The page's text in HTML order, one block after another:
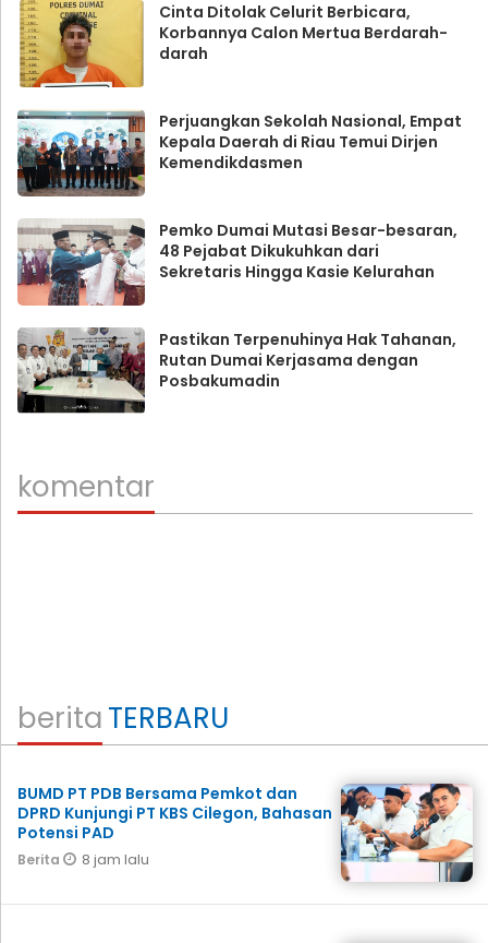
Cinta Ditolak Celurit Berbicara,
Korbannya Calon Mertua Berdarah-
darah
Perjuangkan Sekolah Nasional, Empat
Kepala Daerah di Riau Temui Dirjen
Kemendikdasmen
Pemko Dumai Mutasi Besar-besaran,
48 Pejabat Dikukuhkan dari
Sekretaris Hingga Kasie Kelurahan
Pastikan Terpenuhinya Hak Tahanan,
Rutan Dumai Kerjasama dengan
Posbakumadin
komentar
beritaTERBARU
BUMD PT PDB Bersama Pemkot dan
DPRD Kunjungi PT KBS Cilegon, Bahasan
Potensi PAD
Berita 8 jam lalu